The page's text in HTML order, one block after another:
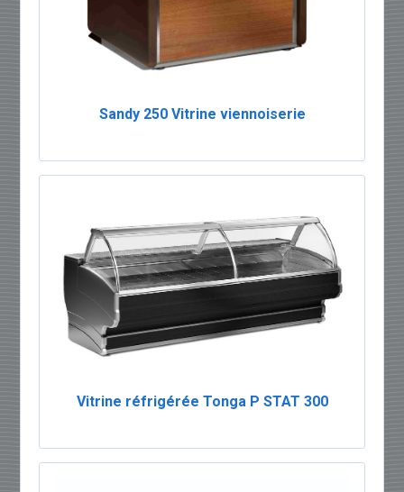
Sandy 250 Vitrine viennoiserie
Vitrine réfrigérée Tonga P STAT 300